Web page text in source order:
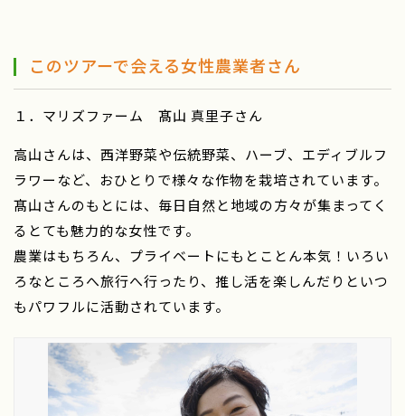
このツアーで会える女性農業者さん
１．マリズファーム 髙山 真里子さん
高山さんは、西洋野菜や伝統野菜、ハーブ、エディブルフ
ラワーなど、おひとりで様々な作物を栽培されています。
髙山さんのもとには、毎日自然と地域の方々が集まってく
るとても魅力的な女性です。
農業はもちろん、プライベートにもとことん本気！いろい
ろなところへ旅行へ行ったり、推し活を楽しんだりといつ
もパワフルに活動されています。